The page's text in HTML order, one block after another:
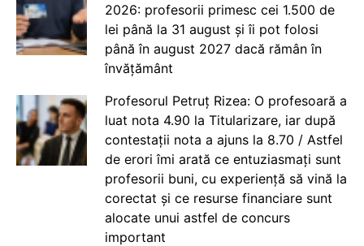
2026: profesorii primesc cei 1.500 de
lei până la 31 august și îi pot folosi
până în august 2027 dacă rămân în
învățământ
Profesorul Petruț Rizea: O profesoară a
luat nota 4.90 la Titularizare, iar după
contestații nota a ajuns la 8.70 / Astfel
de erori îmi arată ce entuziasmați sunt
profesorii buni, cu experiență să vină la
corectat și ce resurse financiare sunt
alocate unui astfel de concurs
important